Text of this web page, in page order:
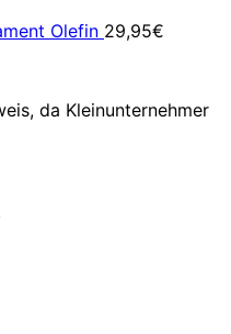
Olefin 29,95€
da Kleinunternehmer